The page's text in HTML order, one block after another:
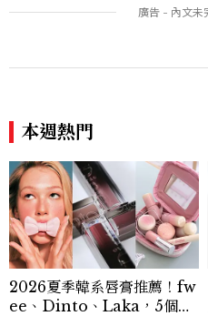
讓敵人成為朋友。」
本週熱門
2026夏季韓系唇膏推薦！fw
ee、Dinto、Laka，5個韓